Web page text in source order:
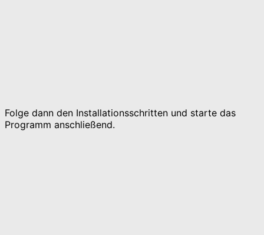
Folge dann den Installationsschritten und starte das
Programm anschließend.